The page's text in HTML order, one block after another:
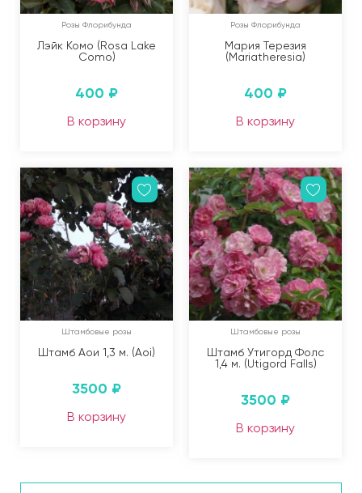
Розы Флорибунда
Лэйк Комо (Rosa Lake
Como)
400 ₽
В корзину
Розы Флорибунда
Мария Терезия
(Mariatheresia)
400 ₽
В корзину
Штамбовые розы
Штамб Аои 1,3 м. (Aoi)
3500 ₽
В корзину
Штамбовые розы
Штамб Утигорд Фолс
1,4 м. (Utigord Falls)
3500 ₽
В корзину